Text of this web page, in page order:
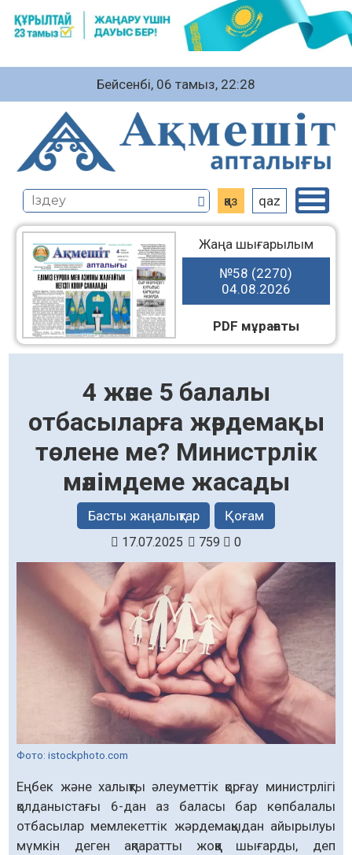
Бейсенбі, 06 тамыз, 22:28
қаз qaz
Жаңа шығарылым
№58 (2270)
04.08.2026
PDF мұрағаты
4 және 5 балалы
отбасыларға жәрдемақы
төлене ме? Министрлік
мәлімдеме жасады
Басты жаңалықтар Қоғам
17.07.2025 759 0
Фото: istockphoto.com
Еңбек және халықты әлеуметтік қорғау министрлігі
қолданыстағы 6-дан аз баласы бар көпбалалы
отбасылар мемлекеттік жәрдемақыдан айырылуы
мүмкін деген ақпаратты жоққа шығарды, деп